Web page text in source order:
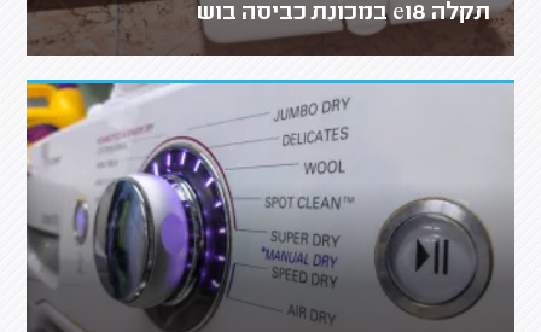
תקלה e18 במכונת כביסה בוש